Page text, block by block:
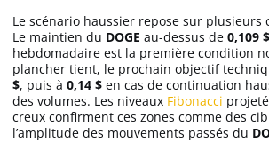
Le scénario haussier repose sur plusieurs
Le maintien du DOGE au-dessus de 0,109 $
hebdomadaire est la première condition
plancher tient, le prochain objectif
$, puis à 0,14 $ en cas de continuation
des volumes. Les niveaux Fibonacci
creux confirment ces zones comme des
l’amplitude des mouvements passés du